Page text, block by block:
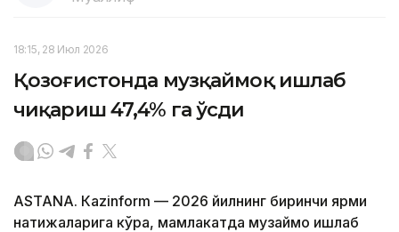
18:15, 28 Июл 2026
Қозоғистонда музқаймоқ ишлаб
чиқариш 47,4% га ўсди
ASTANА. Каzinform — 2026 йилнинг биринчи ярми
натижаларига кўра, мамлакатда музқаймоқ ишлаб